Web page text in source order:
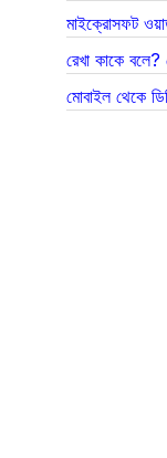
মাইক্রোসফট
রেখা কাকে বলে?
মোবাইল থেকে